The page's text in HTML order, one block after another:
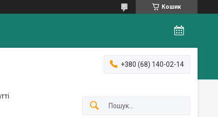
Кошик
+380 (68) 140-02-14